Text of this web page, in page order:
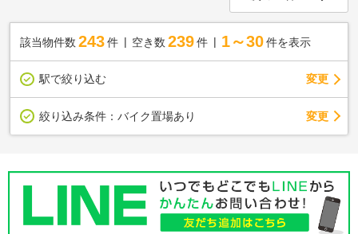
該当物件数 243件 空き数 239 件 1～30 件を表示
駅で絞り込む 変更
絞り込み条件： バイク置場あり 変更